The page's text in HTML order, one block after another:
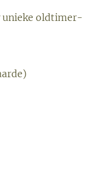
unieke oldtimer-